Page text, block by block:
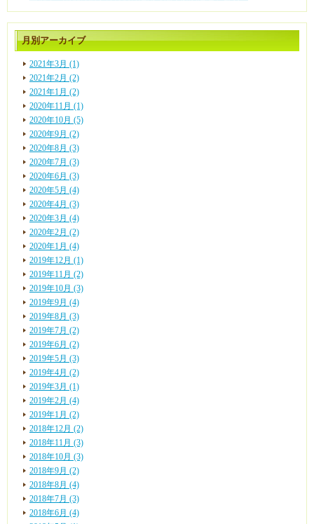
月別アーカイブ
2021年3月 (1)
2021年2月 (2)
2021年1月 (2)
2020年11月 (1)
2020年10月 (5)
2020年9月 (2)
2020年8月 (3)
2020年7月 (3)
2020年6月 (3)
2020年5月 (4)
2020年4月 (3)
2020年3月 (4)
2020年2月 (2)
2020年1月 (4)
2019年12月 (1)
2019年11月 (2)
2019年10月 (3)
2019年9月 (4)
2019年8月 (3)
2019年7月 (2)
2019年6月 (2)
2019年5月 (3)
2019年4月 (2)
2019年3月 (1)
2019年2月 (4)
2019年1月 (2)
2018年12月 (2)
2018年11月 (3)
2018年10月 (3)
2018年9月 (2)
2018年8月 (4)
2018年7月 (3)
2018年6月 (4)